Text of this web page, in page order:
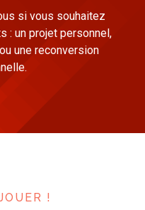
si vous souhaitez
: un projet personnel,
une reconversion
!